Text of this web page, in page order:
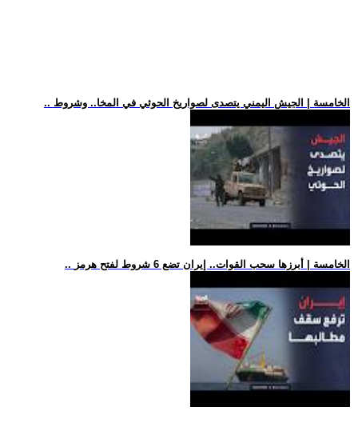
.. الخامسة | الجيش اليمني يتصدى لصواريخ الحوثي في المخا.. وشروط
.. الخامسة | أبرزها سحب القوات.. إيران تضع 6 شروط لفتح هرمز